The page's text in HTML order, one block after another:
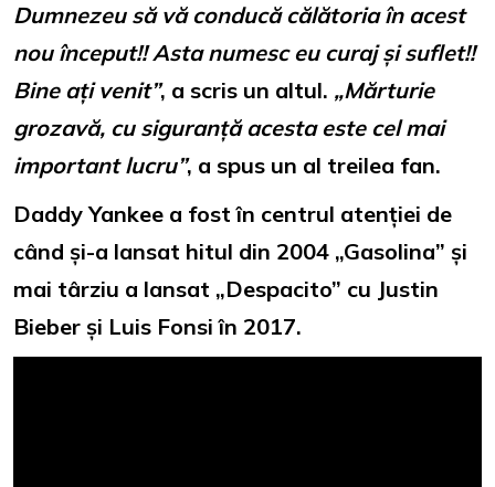
Dumnezeu să vă conducă călătoria în acest
nou început!! Asta numesc eu curaj și suflet!!
Bine ați venit”, a scris un altul. „Mărturie
grozavă, cu siguranță acesta este cel mai
important lucru”, a spus un al treilea fan.
Daddy Yankee a fost în centrul atenției de
când și-a lansat hitul din 2004 „Gasolina” și
mai târziu a lansat „Despacito” cu Justin
Bieber și Luis Fonsi în 2017.